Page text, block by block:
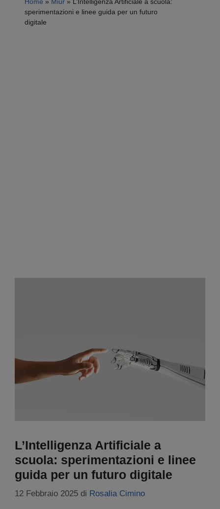
sperimentazioni e linee guida per un futuro
digitale
L’Intelligenza Artificiale a
scuola: sperimentazioni e linee
guida per un futuro digitale
12 Febbraio 2025 di Rosalia Cimino